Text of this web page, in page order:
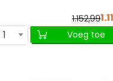
1.152,99
1
Voeg toe